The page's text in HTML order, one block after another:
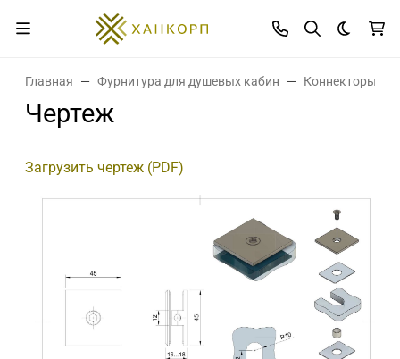
Темная
Главная Фурнитура для душевых кабин Коннекторы
Чертеж
Загрузить чертеж (PDF)